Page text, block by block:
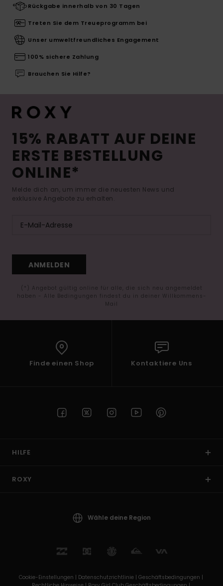
Rückgabe innerhalb von 30 Tagen
Treten Sie dem Treueprogramm bei
Unser umweltfreundliches Engagement
100% sichere Zahlung
Brauchen Sie Hilfe?
15% RABATT AUF DEINE
ERSTE BESTELLUNG
ONLINE*
Melde dich an, um immer die neuesten News und
exklusive Angebote zu erhalten.
ANMELDEN
(*) Angebot gültig online für alle, die sich neu angemeldet
haben - Alle Bedingungen findest du in deiner Willkommens-
Mail
Finde einen Shop Kontaktiere Uns
HILFE
ROXY
Wähle deine Region
Cookie-Einstellungen | Datenschutzrichtlinie | Geschäftsbedingungen |